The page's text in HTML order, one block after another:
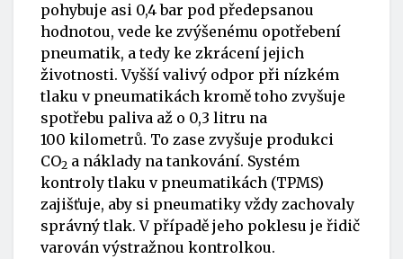
pohybuje asi 0,4 bar pod předepsanou
hodnotou, vede ke zvýšenému opotřebení
pneumatik, a tedy ke zkrácení jejich
životnosti. Vyšší valivý odpor při nízkém
tlaku v pneumatikách kromě toho zvyšuje
spotřebu paliva až o 0,3 litru na
100 kilometrů. To zase zvyšuje produkci
CO2 a náklady na tankování. Systém
kontroly tlaku v pneumatikách (TPMS)
zajišťuje, aby si pneumatiky vždy zachovaly
správný tlak. V případě jeho poklesu je řidič
varován výstražnou kontrolkou.